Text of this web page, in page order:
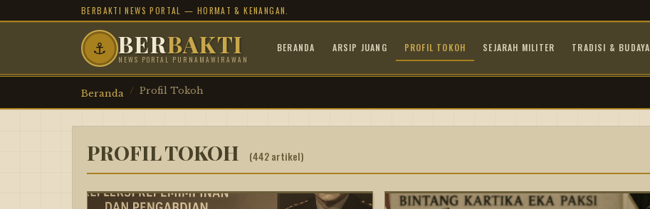
BERBAKTI NEWS PORTAL — HORMAT & KENANGAN.
⚓ BERBAKTI
NEWS PORTAL PURNAMAWIRAWAN
BERANDA ARSIP JUANG PROFIL TOKOH SEJARAH MILITER TRADISI & BUDAYA
Beranda Profil Tokoh
PROFIL TOKOH (442 artikel)